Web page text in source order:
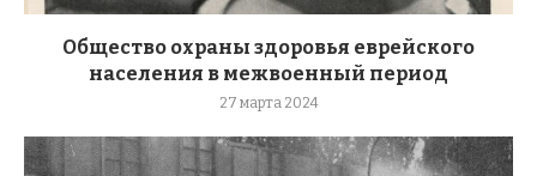
Общество охраны здоровья еврейского
населения в межвоенный период
27 марта 2024